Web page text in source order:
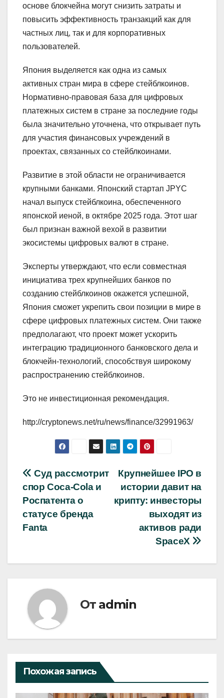
основе блокчейна могут снизить затраты и
повысить эффективность транзакций как для
частных лиц, так и для корпоративных
пользователей.
Япония выделяется как одна из самых
активных стран мира в сфере стейблкоинов.
Нормативно-правовая база для цифровых
платежных систем в стране за последние годы
была значительно уточнена, что открывает путь
для участия финансовых учреждений в
проектах, связанных со стейблкоинами.
Развитие в этой области не ограничивается
крупными банками. Японский стартап JPYC
начал выпуск стейблкоина, обеспеченного
японской иеной, в октябре 2025 года. Этот шаг
был признан важной вехой в развитии
экосистемы цифровых валют в стране.
Эксперты утверждают, что если совместная
инициатива трех крупнейших банков по
созданию стейблкоинов окажется успешной,
Япония сможет укрепить свои позиции в мире в
сфере цифровых платежных систем. Они также
предполагают, что проект может ускорить
интеграцию традиционного банковского дела и
блокчейн-технологий, способствуя широкому
распространению стейблкоинов.
Это не инвестиционная рекомендация.
http://cryptonews.net/ru/news/finance/32991963/
Навигация
по
записям
Крупнейшее IPO в
истории давит на
крипту: инвесторы
выходят из
активов ради
SpaceX
Суд рассмотрит
спор Coca‑Cola и
Роспатента о
статусе бренда
Fanta
От admin
Похожая запись